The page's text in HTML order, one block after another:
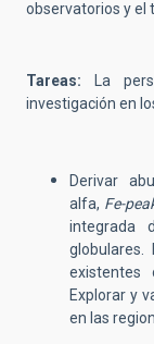
observatorios y el
Tareas: La
investigación en
Derivar
alfa, Fe-
integrada
existentes
Explorar y
en las